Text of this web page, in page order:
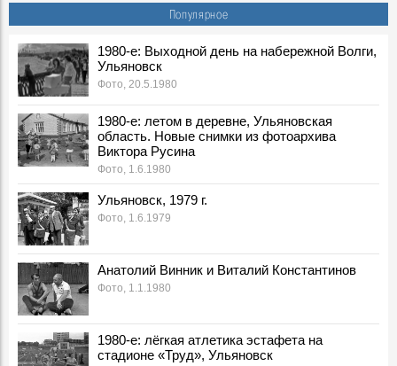
Новые снимки из фотоархива Виктора Русина
Фото, 30 Апреля 1980
1980-е: посевная, Ульяновская область. Новые снимки из
фотоархива Виктора Русина
Фото, 1 Мая 1980
1980-е: на производстве, стройках и в сельском
хозяйстве Ульяновской области. Новые снимки из
фотоархива Виктора Русина
Фото, 1 Мая 1980
Легендарного тренера Геннадия Климова похоронят на
Северном кладбище
Герои, 31 Марта 2026
Ледоход на Волге, вид на Речной порт. 1980-е, Ульяновск
Фото, 10 Апреля 1980
Покраска "Метеора" к навигации, 1980-е годы. Ульяновск
Фото, 1 Мая 1980
Опубликованы архивные номера журналов «Симбирск»
«Карамзинский сад»
События, 12 Марта 2026
Популярное
1980-е: Выходной день на набережной Волги,
Ульяновск
Фото, 20.5.1980
1980-е: летом в деревне, Ульяновская
область. Новые снимки из фотоархива
Виктора Русина
Фото, 1.6.1980
Ульяновск, 1979 г.
Фото, 1.6.1979
Анатолий Винник и Виталий Константинов
Фото, 1.1.1980
1980-е: лёгкая атлетика эстафета на
стадионе «Труд», Ульяновск